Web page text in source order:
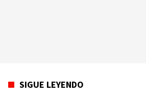
SIGUE LEYENDO